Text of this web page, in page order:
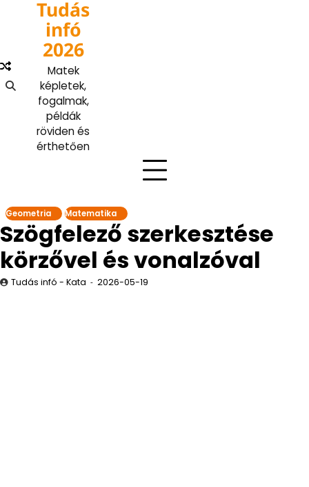
Tudás
infó
2026
Matek
képletek,
fogalmak,
példák
röviden és
érthetően
Geometria Matematika
Szögfelező szerkesztése
körzővel és vonalzóval
Tudás infó - Kata 2026-05-19